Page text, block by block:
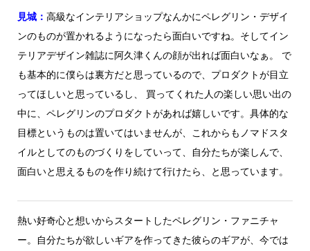
見城： 高級なインテリアショップなんかにペレグリン・デザイ
ンのものが置かれるようになったら面白いですね。そしてイン
テリアデザイン雑誌に阿久津くんの顔が出れば面白いなぁ。 で
も基本的に僕らは裏方だと思っているので、プロダクトが目立
ってほしいと思っているし、 買ってくれた人の楽しい思い出の
中に、ペレグリンのプロダクトがあれば嬉しいです。具体的な
目標というものは置いてはいませんが、これからもノマドスタ
イルとしてのものづくりをしていって、自分たちが楽しんで、
面白いと思えるものを作り続けて行けたら、と思っています。
熱い好奇心と想いからスタートしたペレグリン・ファニチャ
ー。自分たちが欲しいギアを作ってきた彼らのギアが、今では